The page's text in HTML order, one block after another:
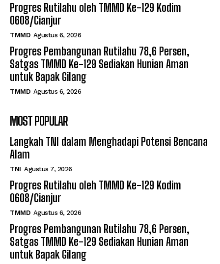
Progres Rutilahu oleh TMMD Ke-129 Kodim
0608/Cianjur
TMMD Agustus 6, 2026
Progres Pembangunan Rutilahu 78,6 Persen,
Satgas TMMD Ke-129 Sediakan Hunian Aman
untuk Bapak Gilang
TMMD Agustus 6, 2026
MOST POPULAR
Langkah TNI dalam Menghadapi Potensi Bencana
Alam
TNI Agustus 7, 2026
Progres Rutilahu oleh TMMD Ke-129 Kodim
0608/Cianjur
TMMD Agustus 6, 2026
Progres Pembangunan Rutilahu 78,6 Persen,
Satgas TMMD Ke-129 Sediakan Hunian Aman
untuk Bapak Gilang